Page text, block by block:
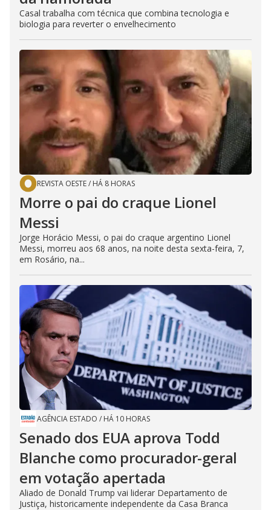
Casal trabalha com técnica que combina tecnologia e
biologia para reverter o envelhecimento
REVISTA OESTE/ HÁ 8 HORAS
Morre o pai do craque Lionel
Messi
Jorge Horácio Messi, o pai do craque argentino Lionel
Messi, morreu aos 68 anos, na noite desta sexta-feira, 7,
em Rosário, na...
AGÊNCIA ESTADO / HÁ 10 HORAS
Senado dos EUA aprova Todd
Blanche como procurador-geral
em votação apertada
Aliado de Donald Trump vai liderar Departamento de
Justiça, historicamente independente da Casa Branca